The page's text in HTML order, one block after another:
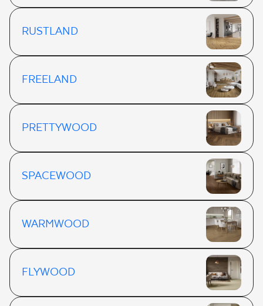
RUSTLAND
FREELAND
PRETTYWOOD
SPACEWOOD
WARMWOOD
FLYWOOD